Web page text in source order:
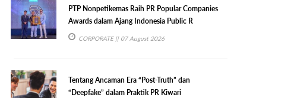
PTP Nonpetikemas Raih PR Popular Companies
Awards dalam Ajang Indonesia Public R
CORPORATE|| 07 August 2026
Tentang Ancaman Era “Post-Truth” dan
“Deepfake” dalam Praktik PR Kiwari